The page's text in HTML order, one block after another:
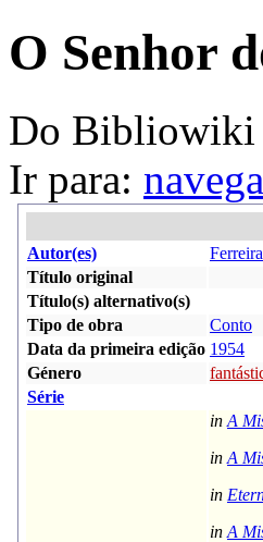
O Senhor
Do Bibliowiki
Ir para:
Autor(es)
Título original
Título(s) alternativo(s)
Tipo de obra
Conto
Data da primeira edição 1954
Género
Série
in A
in A
in
in A